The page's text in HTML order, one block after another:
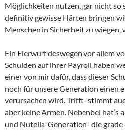
Möglichkeiten nutzen, gar nicht so
definitiv gewisse Härten bringen
Menschen in Sicherheit zu wiegen,
Ein Eierwurf deswegen vor allem
Schulden auf ihrer Payroll haben
einer von mir dafür, dass dieser
noch für unsere Generation einen
verursachen wird. Trifft- stimmt
aber keine Armen. Nebenbei hat’s
und Nutella-Generation- die grade